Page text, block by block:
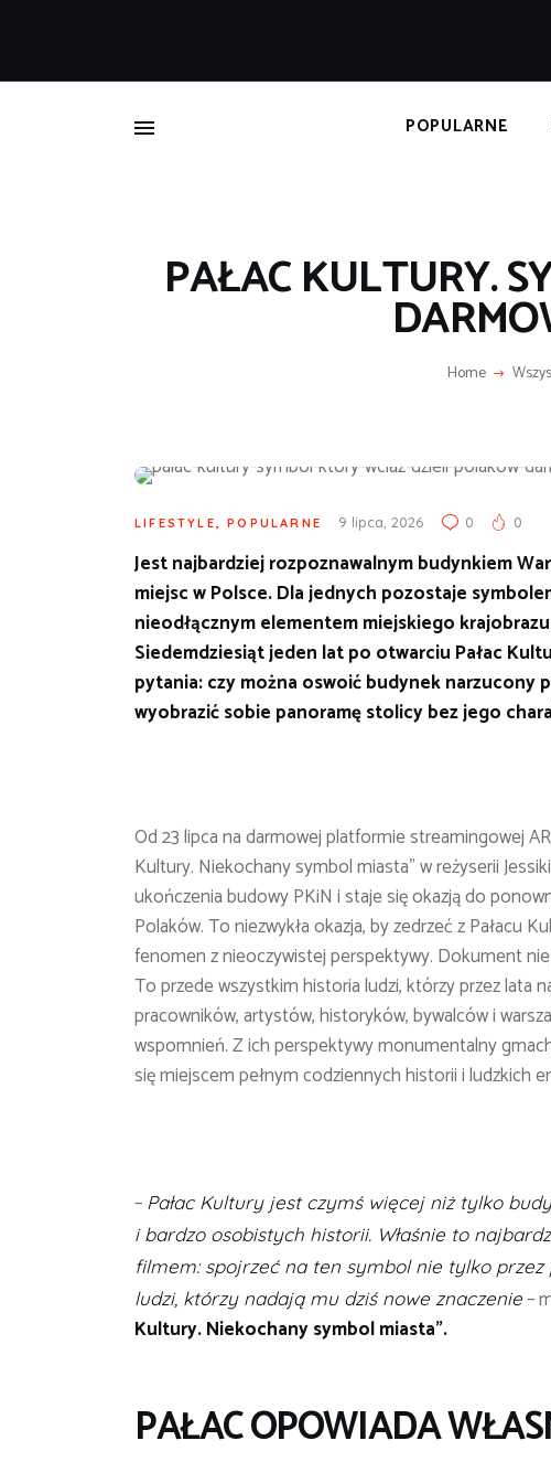
POPULARNE
PAŁAC KULTURY.
Home
IT I
LIFESTYLE ,POPULARNE 9 lipca, 2026 0 0
Jest najbardziej rozpoznawalnym budynkiem
miejsc w Polsce. Dla jednych pozostaje
nieodłącznym elementem miejskiego
Siedemdziesiąt jeden lat po otwarciu Pałac
pytania: czy można oswoić budynek narzucony
wyobrazić sobie panoramę stolicy bez jego
Od 23 lipca na darmowej platformie streamingowej
Kultury. Niekochany symbol miasta” w reżyserii
ukończenia budowy PKiN i staje się okazją do
Polaków. To niezwykła okazja, by zedrzeć z Pałacu
fenomen z nieoczywistej perspektywy. Dokument
To przede wszystkim historia ludzi, którzy przez lata
pracowników, artystów, historyków, bywalców i
wspomnień. Z ich perspektywy monumentalny
się miejscem pełnym codziennych historii i ludzkich
– Pałac Kultury jest czymś więcej niż tylko
i bardzo osobistych historii. Właśnie to
filmem: spojrzeć na ten symbol nie tylko
ludzi, którzy nadają mu dziś nowe znaczenie–
Kultury. Niekochany symbol miasta”.
PAŁAC OPOWIADA